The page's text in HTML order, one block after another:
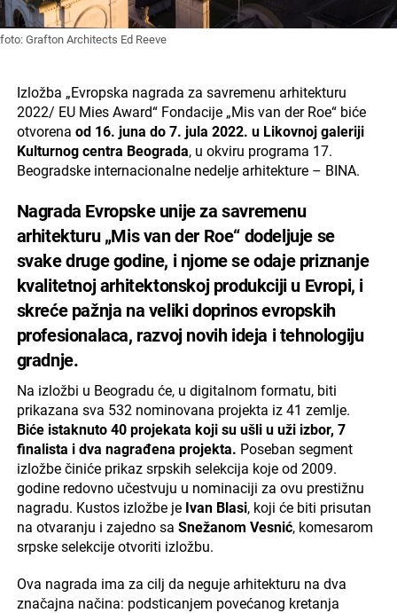
foto: Grafton Architects Ed Reeve
Izložba „Evropska nagrada za savremenu arhitekturu
2022/ EU Mies Award“ Fondacije „Mis van der Roe“ biće
otvorena od 16. juna do 7. jula 2022. u Likovnoj galeriji
Kulturnog centra Beograda, u okviru programa 17.
Beogradske internacionalne nedelje arhitekture – BINA.
Nagrada Evropske unije za savremenu
arhitekturu „Mis van der Roe“ dodeljuje se
svake druge godine, i njome se odaje priznanje
kvalitetnoj arhitektonskoj produkciji u Evropi, i
skreće pažnja na veliki doprinos evropskih
profesionalaca, razvoj novih ideja i tehnologiju
gradnje.
Na izložbi u Beogradu će, u digitalnom formatu, biti
prikazana sva 532 nominovana projekta iz 41 zemlje.
Biće istaknuto 40 projekata koji su ušli u uži izbor, 7
finalista i dva nagrađena projekta. Poseban segment
izložbe činiće prikaz srpskih selekcija koje od 2009.
godine redovno učestvuju u nominaciji za ovu prestižnu
nagradu. Kustos izložbe je Ivan Blasi, koji će biti prisutan
na otvaranju i zajedno sa Snežanom Vesnić, komesarom
srpske selekcije otvoriti izložbu.
Ova nagrada ima za cilj da neguje arhitekturu na dva
značajna načina: podsticanjem povećanog kretanja